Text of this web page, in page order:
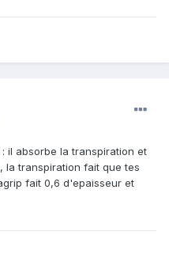
une wilson n-six two
il absorbe la transpiration et
la transpiration fait que tes
fait 0,6 d'epaisseur et